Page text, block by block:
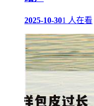
2025-10-301 人在看